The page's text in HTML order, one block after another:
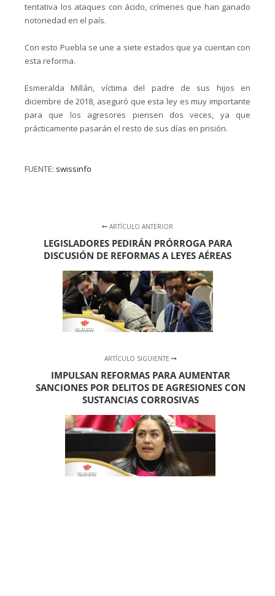
tentativa los ataques con ácido, crímenes que han ganado
notoriedad en el país.
Con esto Puebla se une a siete estados que ya cuentan con
esta reforma.
Esmeralda Millán, víctima del padre de sus hijos en
diciembre de 2018, aseguró que esta ley es muy importante
para que los agresores piensen dos veces, ya que
prácticamente pasarán el resto de sus días en prisión.
FUENTE: swissinfo
ARTÍCULO ANTERIOR
LEGISLADORES PEDIRÁN PRÓRROGA PARA
DISCUSIÓN DE REFORMAS A LEYES AÉREAS
ARTÍCULO SIGUIENTE
IMPULSAN REFORMAS PARA AUMENTAR
SANCIONES POR DELITOS DE AGRESIONES CON
SUSTANCIAS CORROSIVAS